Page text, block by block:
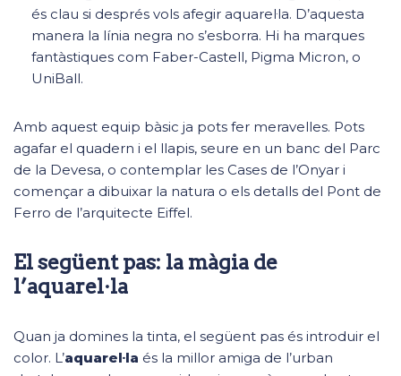
és clau si després vols afegir aquarel·la. D’aquesta
manera la línia negra no s’esborra. Hi ha marques
fantàstiques com Faber-Castell, Pigma Micron, o
UniBall.
Amb aquest equip bàsic ja pots fer meravelles. Pots
agafar el quadern i el llapis, seure en un banc del Parc
de la Devesa, o contemplar les Cases de l’Onyar i
començar a dibuixar la natura o els detalls del Pont de
Ferro de l’arquitecte Eiffel.
El següent pas: la màgia de
l’aquarel·la
Quan ja domines la tinta, el següent pas és introduir el
color. L’aquarel·la és la millor amiga de l’urban